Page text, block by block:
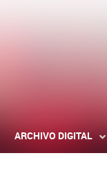
ARCHIVO DIGITAL